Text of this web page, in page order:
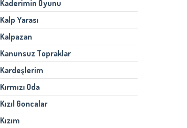
Kaderimin Oyunu
Kalp Yarası
Kalpazan
Kanunsuz Topraklar
Kardeşlerim
Kırmızı Oda
Kızıl Goncalar
Kızım